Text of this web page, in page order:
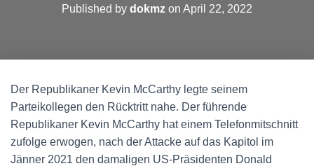
Published by dokmz on April 22, 2022
Der Republikaner Kevin McCarthy legte seinem
Parteikollegen den Rücktritt nahe. Der führende
Republikaner Kevin McCarthy hat einem Telefonmitschnitt
zufolge erwogen, nach der Attacke auf das Kapitol im
Jänner 2021 den damaligen US-Präsidenten Donald